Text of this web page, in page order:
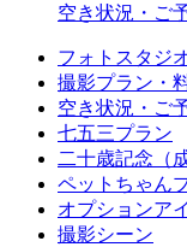
空き状況・ご
フォトスタジ
撮影プラン・
空き状況・ご
七五三プラン
二十歳記念（
ペットちゃん
オプションア
撮影シーン